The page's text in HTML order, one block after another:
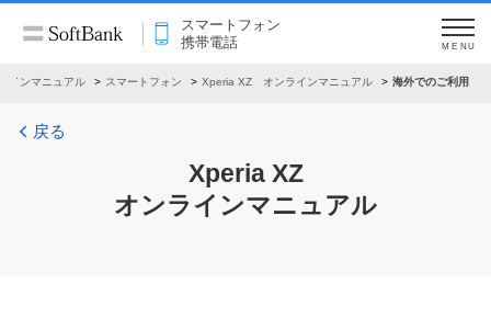
スマートフォン
携帯電話
MENU
インマニュアル スマートフォン Xperia XZ オンラインマニュアル 海外でのご利用
戻る
Xperia XZ
オンラインマニュアル